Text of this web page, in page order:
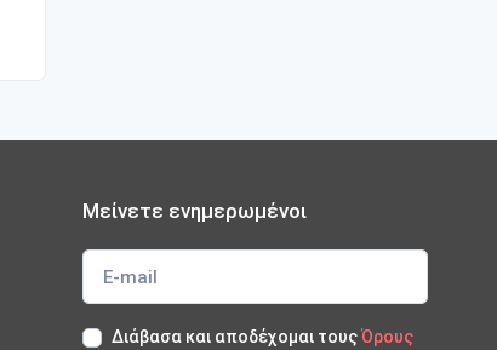
Μείνετε ενημερωμένοι
Διάβασα και αποδέχομαι τουςΌρους